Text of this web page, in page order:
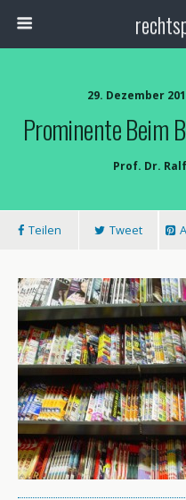
29. Dezember
Prominente Beim
Prof. Dr.
Teilen Tweet